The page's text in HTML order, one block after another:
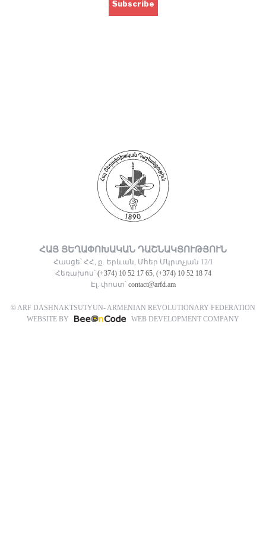
ՀԱՅ ՅԵՂԱՓՈԽԱԿԱՆ ԴԱՇՆԱԿՑՈՒԹՅՈՒՆ
Հասցե՝ ՀՀ, ք. Երևան, Մհեր Մկրտչյան 12/1
Հեռախոս՝ (+374) 10 52 17 65, (+374) 10 52 18 74
Էլ. փոստ՝ contact@arfd.am
© ARF DASHNAKTSUTYUN- ARMENIAN REVOLUTIONARY FEDERATION
WEBSITE BY
WEB DEVELOPMENT COMPANY